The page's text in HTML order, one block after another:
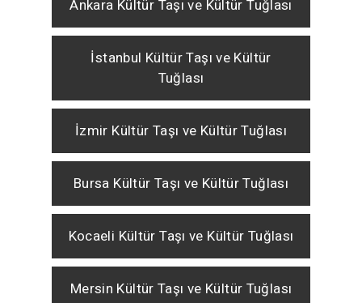
Ankara Kültür Taşı ve Kültür Tuğlası
İstanbul Kültür Taşı ve Kültür
Tuğlası
İzmir Kültür Taşı ve Kültür Tuğlası
Bursa Kültür Taşı ve Kültür Tuğlası
Kocaeli Kültür Taşı ve Kültür Tuğlası
Mersin Kültür Taşı ve Kültür Tuğlası